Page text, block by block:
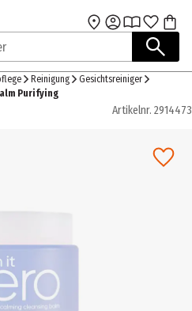
Zum Hauptinhalt
Reinigung
Gesichtsreiniger
Purifying
Artikelnr. 2914473